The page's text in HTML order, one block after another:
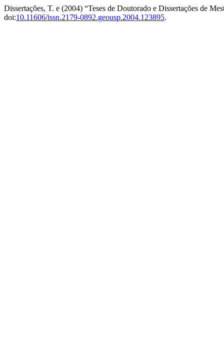
Dissertações, T. e (2004) “Teses de Doutorado e Dissertações de
doi:10.11606/issn.2179-0892.geousp.2004.123895.